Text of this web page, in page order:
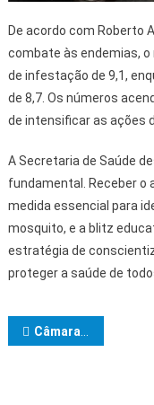
De acordo com Roberto
combate às endemias,
de infestação de 9,1,
de 8,7. Os números
de intensificar as ações
A Secretaria de Saúde
fundamental. Receber o
medida essencial para
mosquito, e a blitz
estratégia de
proteger a saúde de
Navegação
Câmara de Vereadores de Ibicaraí realiza quarta sessão ordinária de 2026 com aprovação dos Projetos de Lei 01, 02, 04, 05 e 06/2026